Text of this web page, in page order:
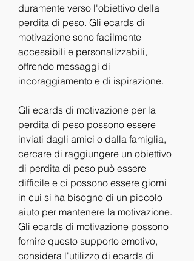
duramente verso l'obiettivo della
perdita di peso. Gli ecards di
motivazione sono facilmente
accessibili e personalizzabili,
offrendo messaggi di
incoraggiamento e di ispirazione.
Gli ecards di motivazione per la
perdita di peso possono essere
inviati dagli amici o dalla famiglia,
cercare di raggiungere un obiettivo
di perdita di peso può essere
difficile e ci possono essere giorni
in cui si ha bisogno di un piccolo
aiuto per mantenere la motivazione.
Gli ecards di motivazione possono
fornire questo supporto emotivo,
considera l'utilizzo di ecards di